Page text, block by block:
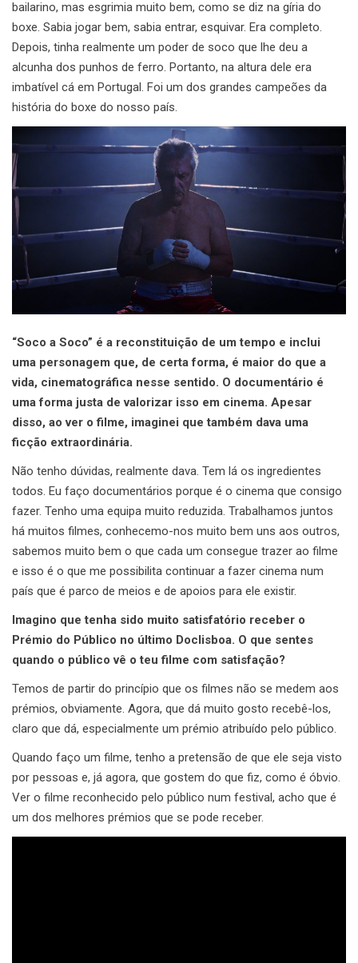
bailarino, mas esgrimia muito bem, como se diz na gíria do
boxe. Sabia jogar bem, sabia entrar, esquivar. Era completo.
Depois, tinha realmente um poder de soco que lhe deu a
alcunha dos punhos de ferro. Portanto, na altura dele era
imbatível cá em Portugal. Foi um dos grandes campeões da
história do boxe do nosso país.
“Soco a Soco” é a reconstituição de um tempo e inclui
uma personagem que, de certa forma, é maior do que a
vida, cinematográfica nesse sentido. O documentário é
uma forma justa de valorizar isso em cinema. Apesar
disso, ao ver o filme, imaginei que também dava uma
ficção extraordinária.
Não tenho dúvidas, realmente dava. Tem lá os ingredientes
todos. Eu faço documentários porque é o cinema que consigo
fazer. Tenho uma equipa muito reduzida. Trabalhamos juntos
há muitos filmes, conhecemo-nos muito bem uns aos outros,
sabemos muito bem o que cada um consegue trazer ao filme
e isso é o que me possibilita continuar a fazer cinema num
país que é parco de meios e de apoios para ele existir.
Imagino que tenha sido muito satisfatório receber o
Prémio do Público no último Doclisboa. O que sentes
quando o público vê o teu filme com satisfação?
Temos de partir do princípio que os filmes não se medem aos
prémios, obviamente. Agora, que dá muito gosto recebê-los,
claro que dá, especialmente um prémio atribuído pelo público.
Quando faço um filme, tenho a pretensão de que ele seja visto
por pessoas e, já agora, que gostem do que fiz, como é óbvio.
Ver o filme reconhecido pelo público num festival, acho que é
um dos melhores prémios que se pode receber.